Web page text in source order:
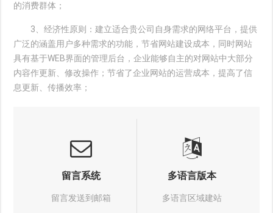
的消费群体；
3、经济性原则：建立适合贵公司自身需求的网络平台，提供
广泛的涵盖用户多种需求的功能，节省网站建设成本，同时网站
具有基于WEB界面的管理后台，企业能够自主的对网站中大部分
内容作更新、修改操作；节省了企业网站的运营成本，提高了信
息更新、传播效率；
留言系统
留言发送到邮箱
多语言版本
多语言区域建站